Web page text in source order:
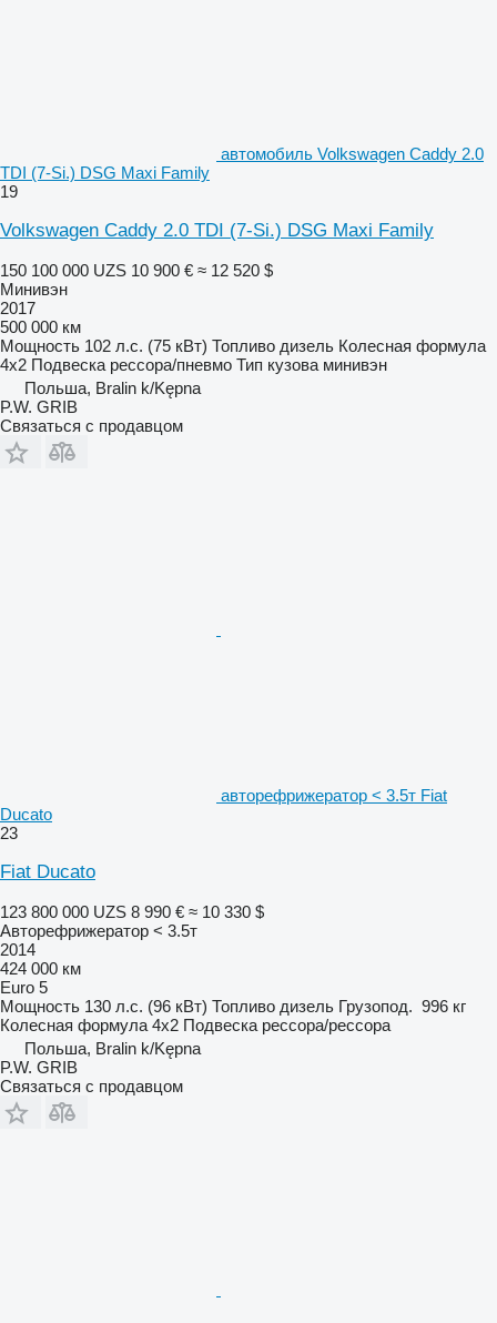
автомобиль Volkswagen Caddy 2.0
TDI (7-Si.) DSG Maxi Family
19
Volkswagen Caddy 2.0 TDI (7-Si.) DSG Maxi Family
150 100 000 UZS 10 900 € ≈ 12 520 $
Минивэн
2017
500 000 км
Мощность 102 л.с. (75 кВт) Топливо дизель Колесная формула
4x2 Подвеска рессора/пневмо Тип кузова минивэн
Польша, Bralin k/Kępna
P.W. GRIB
Связаться с продавцом
авторефрижератор < 3.5т Fiat
Ducato
23
Fiat Ducato
123 800 000 UZS 8 990 € ≈ 10 330 $
Авторефрижератор < 3.5т
2014
424 000 км
Euro 5
Мощность 130 л.с. (96 кВт) Топливо дизель Грузопод. 996 кг
Колесная формула 4x2 Подвеска рессора/рессора
Польша, Bralin k/Kępna
P.W. GRIB
Связаться с продавцом